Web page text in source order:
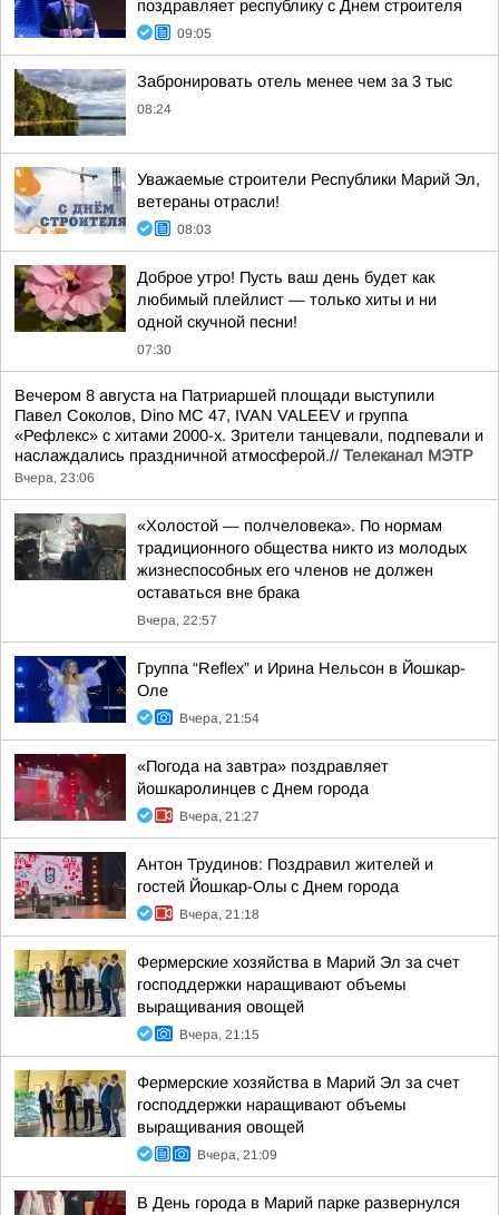
поздравляет республику с Днем строителя
09:05
Забронировать отель менее чем за 3 тыс
08:24
Уважаемые строители Республики Марий Эл,
ветераны отрасли!
08:03
Доброе утро! Пусть ваш день будет как
любимый плейлист — только хиты и ни
одной скучной песни!
07:30
Вечером 8 августа на Патриаршей площади выступили
Павел Соколов, Dino MC 47, IVAN VALEEV и группа
«Рефлекс» с хитами 2000-х. Зрители танцевали, подпевали и
наслаждались праздничной атмосферой.// Телеканал МЭТР
Вчера, 23:06
«Холостой — полчеловека». По нормам
традиционного общества никто из молодых
жизнеспособных его членов не должен
оставаться вне брака
Вчера, 22:57
Группа “Reflex” и Ирина Нельсон в Йошкар-
Оле
Вчера, 21:54
«Погода на завтра» поздравляет
йошкаролинцев с Днем города
Вчера, 21:27
Антон Трудинов: Поздравил жителей и
гостей Йошкар-Олы с Днем города
Вчера, 21:18
Фермерские хозяйства в Марий Эл за счет
господдержки наращивают объемы
выращивания овощей
Вчера, 21:15
Фермерские хозяйства в Марий Эл за счет
господдержки наращивают объемы
выращивания овощей
Вчера, 21:09
В День города в Марий парке развернулся